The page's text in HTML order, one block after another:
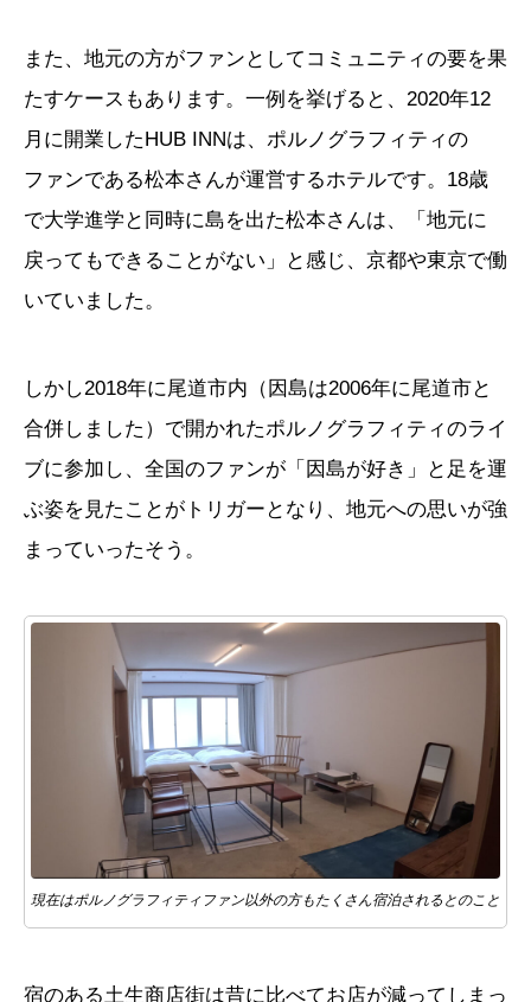
また、地元の方がファンとしてコミュニティの要を果
たすケースもあります。一例を挙げると、2020年12
月に開業したHUB INNは、ポルノグラフィティの
ファンである松本さんが運営するホテルです。18歳
で大学進学と同時に島を出た松本さんは、「地元に
戻ってもできることがない」と感じ、京都や東京で働
いていました。
しかし2018年に尾道市内（因島は2006年に尾道市と
合併しました）で開かれたポルノグラフィティのライ
ブに参加し、全国のファンが「因島が好き」と足を運
ぶ姿を見たことがトリガーとなり、地元への思いが強
まっていったそう。
現在はポルノグラフィティファン以外の方もたくさん宿泊されるとのこと
宿のある土生商店街は昔に比べてお店が減ってしまっ